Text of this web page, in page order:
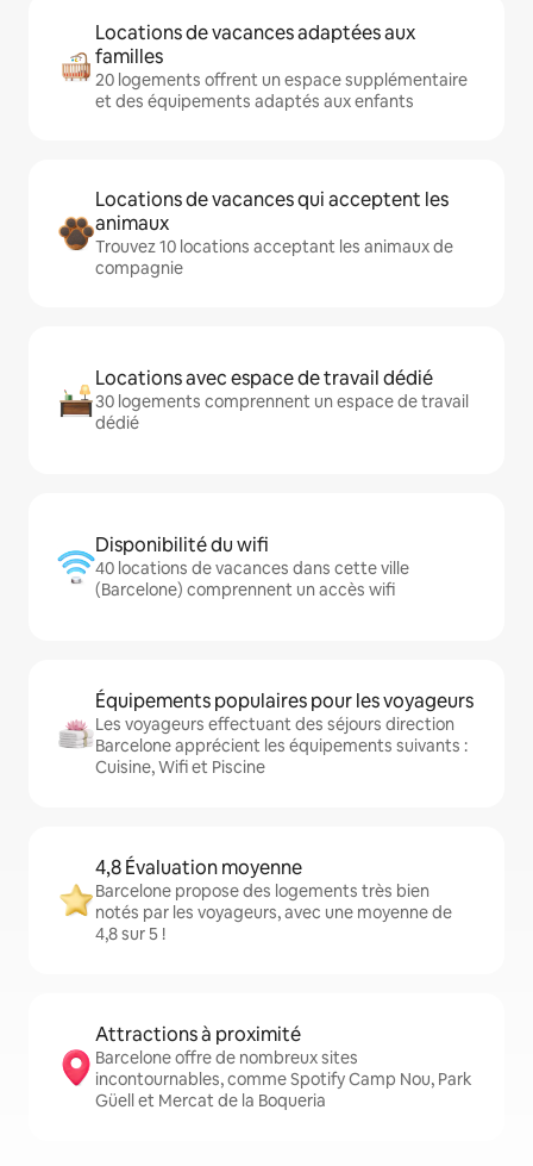
Locations de vacances adaptées aux
familles
20 logements offrent un espace supplémentaire
et des équipements adaptés aux enfants
Locations de vacances qui acceptent les
animaux
Trouvez 10 locations acceptant les animaux de
compagnie
Locations avec espace de travail dédié
30 logements comprennent un espace de travail
dédié
Disponibilité du wifi
40 locations de vacances dans cette ville
(Barcelone) comprennent un accès wifi
Équipements populaires pour les voyageurs
Les voyageurs effectuant des séjours direction
Barcelone apprécient les équipements suivants :
Cuisine, Wifi et Piscine
4,8 Évaluation moyenne
Barcelone propose des logements très bien
notés par les voyageurs, avec une moyenne de
4,8 sur 5 !
Attractions à proximité
Barcelone offre de nombreux sites
incontournables, comme Spotify Camp Nou, Park
Güell et Mercat de la Boqueria